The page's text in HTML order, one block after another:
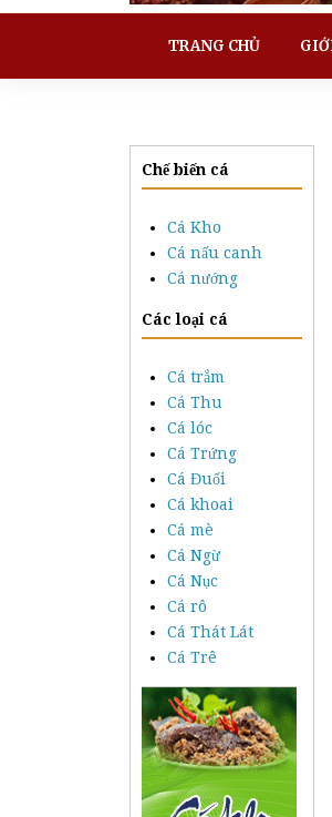
TRANG CHỦ
Chế biến cá
Cá Kho
Cá nấu canh
Cá nướng
Các loại cá
Cá trắm
Cá Thu
Cá lóc
Cá Trứng
Cá Đuối
Cá khoai
Cá mè
Cá Ngừ
Cá Nục
Cá rô
Cá Thát Lát
Cá Trê